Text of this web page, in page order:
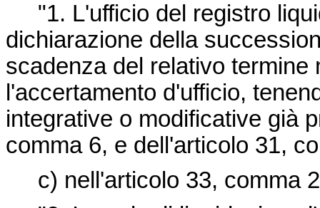
"1. L'ufficio del registro
dichiarazione della
scadenza del relativo
l'accertamento d'ufficio,
integrative o modificative già
comma 6, e dell'articolo 31,
c) nell'articolo 33, comma